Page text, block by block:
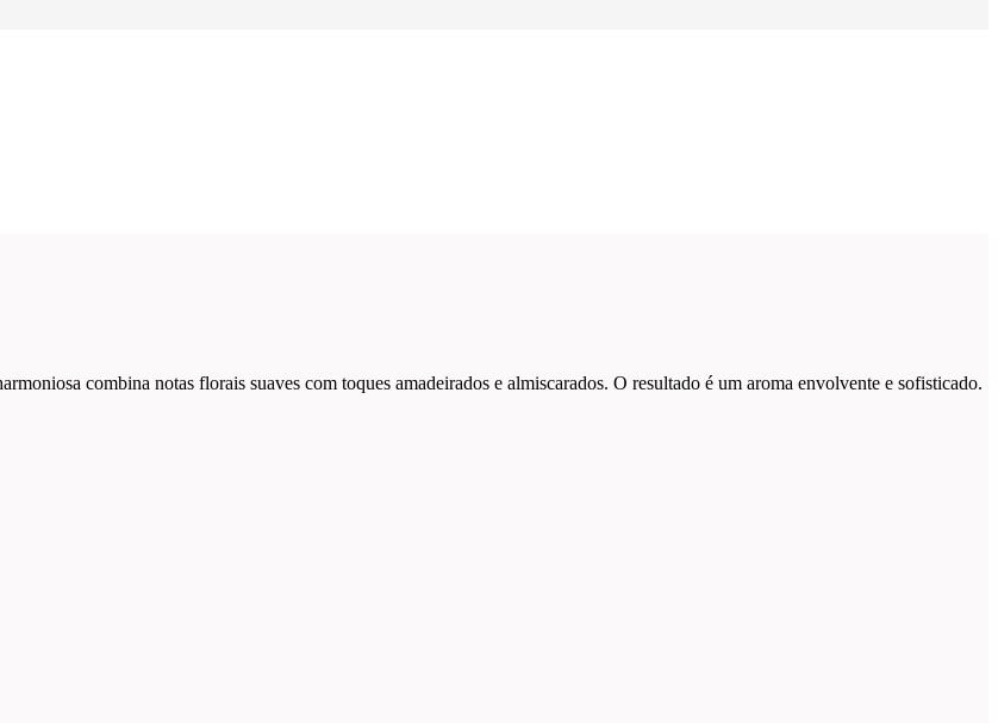
combina notas florais suaves com toques amadeirados e almiscarados. O resultado é um aroma envolvente e sofisticado.